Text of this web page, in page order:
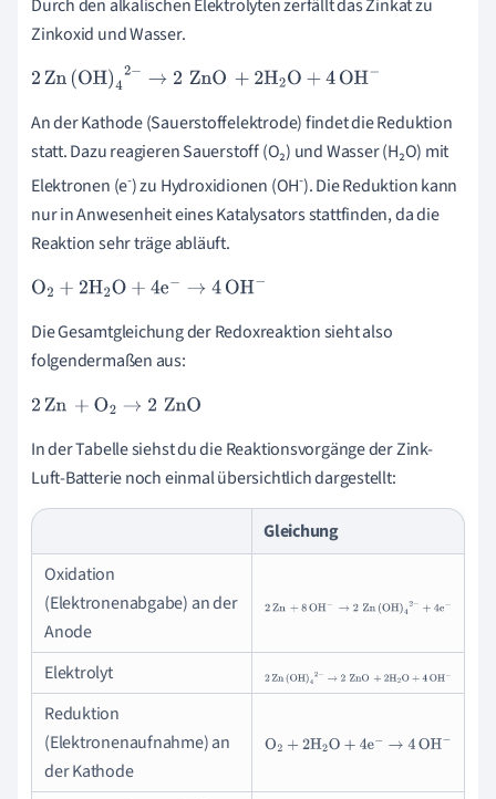
Durch den alkalischen Elektrolyten zerfällt das Zinkat zu
Zinkoxid und Wasser.
2Zn(OH)42-→2 ZnO +2 H2O+4 OH-
An der Kathode (Sauerstoffelektrode) findet die Reduktion
statt. Dazu reagieren Sauerstoff (O₂) und Wasser (H₂O) mit
Elektronen (e-) zu Hydroxidionen (OH-). Die Reduktion kann
nur in Anwesenheit eines Katalysators stattfinden, da die
Reaktion sehr träge abläuft.
O2+2H 2O+4e- →4OH-
Die Gesamtgleichung der Redoxreaktion sieht also
folgendermaßen aus:
2Zn+ O2→2ZnO
In der Tabelle siehst du die Reaktionsvorgänge der Zink-
Luft-Batterie noch einmal übersichtlich dargestellt:
Gleichung
Oxidation
(Elektronenabgabe) an der
Anode
2Zn+8OH →2 Zn(OH)42-
Elektrolyt
2Zn(OH)42-→2
Reduktion
(Elektronenaufnahme) an
der Kathode
O2 +2H2O+4e-→4 OH-